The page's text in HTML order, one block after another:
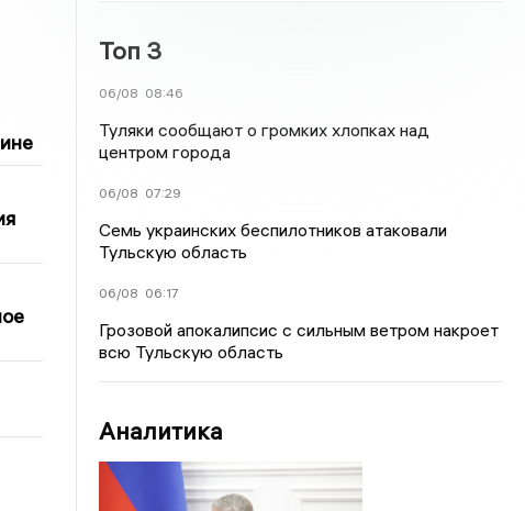
Топ 3
06/08 08:46
Туляки сообщают о громких хлопках над
центром города
06/08 07:29
Семь украинских беспилотников атаковали
Тульскую область
06/08 06:17
Грозовой апокалипсис с сильным ветром накроет
всю Тульскую область
Аналитика